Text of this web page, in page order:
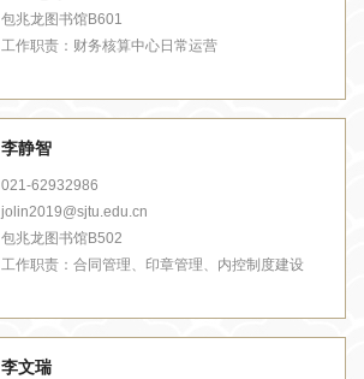
包兆龙图书馆B601
工作职责： 财务核算中心日常运营
李静智
021-62932986
jolin2019@sjtu.edu.cn
包兆龙图书馆B502
工作职责： 合同管理、印章管理、内控制度建设
李文瑞